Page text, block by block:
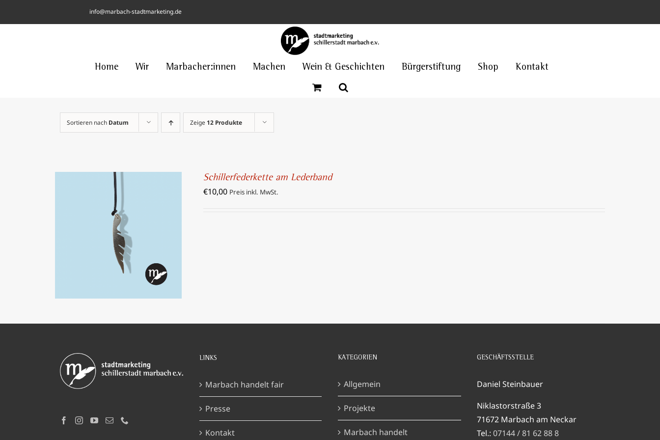
info@marbach-stadtmarketing.de
Home Wir Marbacher:innen Machen Wein & Geschichten Bürgerstiftung Shop Kontakt
Sortieren nach Datum Zeige 12 Produkte
IN DEN WARENKORB
DETAILS
Schillerfederkette am Lederband
€10,00 Preis inkl. MwSt.
LINKS
Marbach handelt fair
Presse
Kontakt
KATEGORIEN
Allgemein
Projekte
Marbach handelt
GESCHÄFTSSTELLE
Daniel Steinbauer
Niklastorstraße 3
71672 Marbach am Neckar
Tel.: 07144 / 81 62 88 8